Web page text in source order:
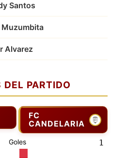
Santos
Alvarez
PARTIDO
FC
CANDELARIA
Goles 1